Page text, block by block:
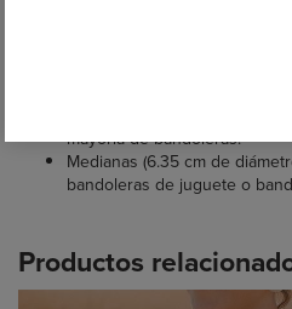
mayoría de bandoleras.
Medianas (6.35 cm de
bandoleras de juguete o
Productos